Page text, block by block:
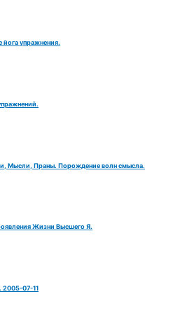
упражнения.
Мысли, Праны. Порождение волн смысла.
Жизни Высшего Я.
2005-07-11